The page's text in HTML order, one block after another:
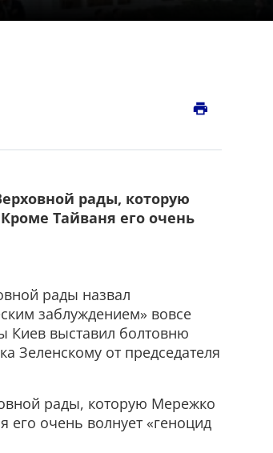
print
рады, которую
Тайваня его очень
рады назвал
заблуждением» вовсе
Киев выставил болтовню
Зеленскому от председателя
рады, которую Мережко
его очень волнует «геноцид